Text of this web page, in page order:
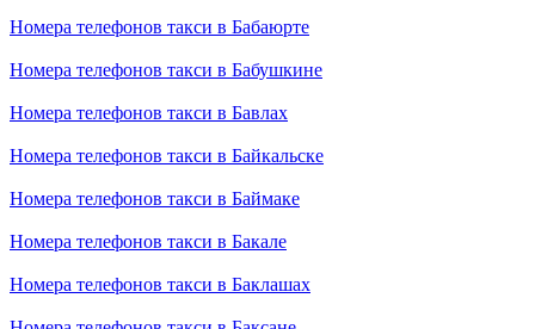
Номера телефонов такси в Бабаюрте
Номера телефонов такси в Бабушкине
Номера телефонов такси в Бавлах
Номера телефонов такси в Байкальске
Номера телефонов такси в Баймаке
Номера телефонов такси в Бакале
Номера телефонов такси в Баклашах